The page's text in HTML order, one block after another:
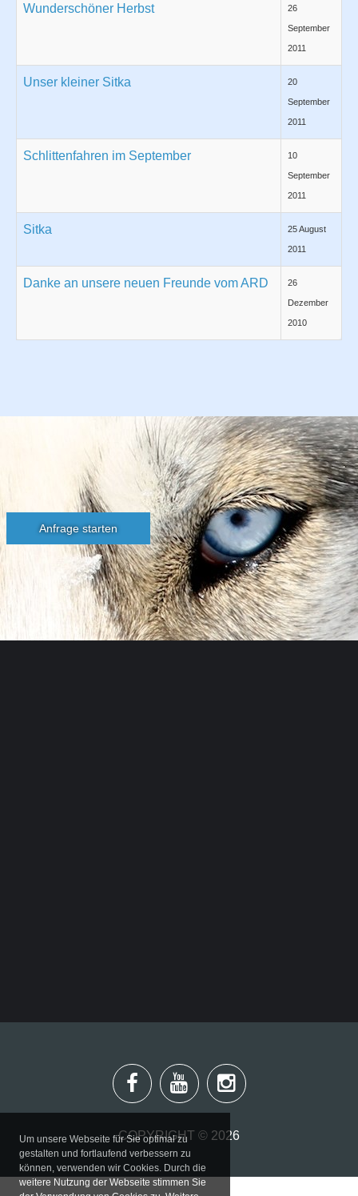
Um unsere Webseite für Sie optimal zu
gestalten und fortlaufend verbessern zu
können, verwenden wir Cookies. Durch die
weitere Nutzung der Webseite stimmen Sie
Wunderschöner Herbst 26
September
2011
Unser kleiner Sitka 20
September
2011
Schlittenfahren im September 10
September
2011
Sitka 25 August
2011
Danke an unsere neuen Freunde vom ARD 26
Dezember
2010
Anfrage starten
COPYRIGHT © 2026